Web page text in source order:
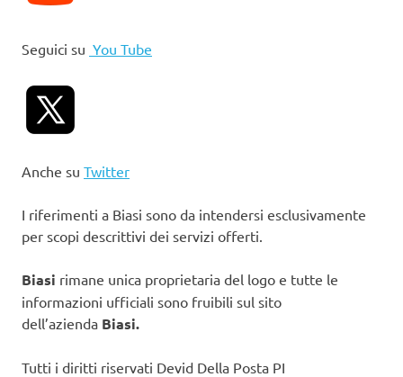
Seguici su You Tube
Anche su Twitter
I riferimenti a Biasi sono da intendersi esclusivamente
per scopi descrittivi dei servizi offerti.
Biasi rimane unica proprietaria del logo e tutte le
informazioni ufficiali sono fruibili sul sito
dell’azienda Biasi.
Tutti i diritti riservati Devid Della Posta PI